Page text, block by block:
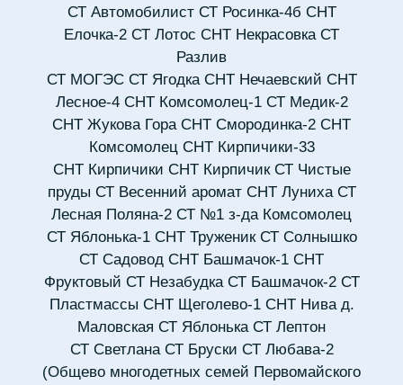
СТ Автомобилист СТ Росинка-4б СНТ
Елочка-2 СТ Лотос СНТ Некрасовка СТ
Разлив
СТ МОГЭС СТ Ягодка СНТ Нечаевский СНТ
Лесное-4 СНТ Комсомолец-1 СТ Медик-2
СНТ Жукова Гора СНТ Смородинка-2 СНТ
Комсомолец СНТ Кирпичики-33
СНТ Кирпичики СНТ Кирпичик СТ Чистые
пруды СТ Весенний аромат СНТ Луниха СТ
Лесная Поляна-2 СТ №1 з-да Комсомолец
СТ Яблонька-1 СНТ Труженик СТ Солнышко
СТ Садовод СНТ Башмачок-1 СНТ
Фруктовый СТ Незабудка СТ Башмачок-2 СТ
Пластмассы СНТ Щеголево-1 СНТ Нива д.
Маловская СТ Яблонька СТ Лептон
СТ Светлана СТ Бруски СТ Любава-2
(Общево многодетных семей Первомайского